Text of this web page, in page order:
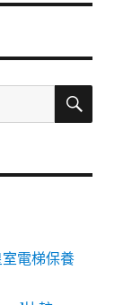
搜
電梯保養